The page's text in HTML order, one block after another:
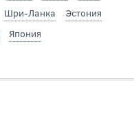
Шри-Ланка
Эстония
Япония